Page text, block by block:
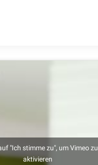
"Ich stimme zu", um Vimeo zu
aktivieren